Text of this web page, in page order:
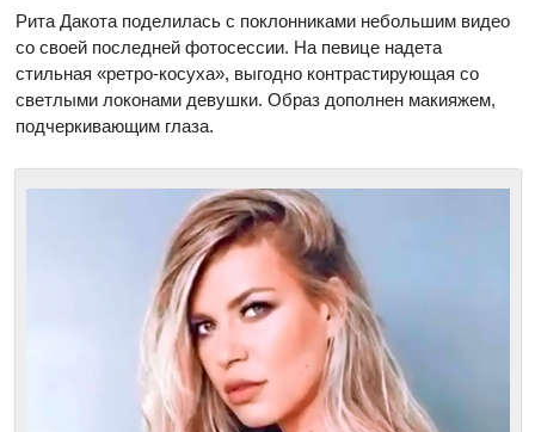
Рита Дакота поделилась с поклонниками небольшим видео
со своей последней фотосессии. На певице надета
стильная «ретро-косуха», выгодно контрастирующая со
светлыми локонами девушки. Образ дополнен макияжем,
подчеркивающим глаза.